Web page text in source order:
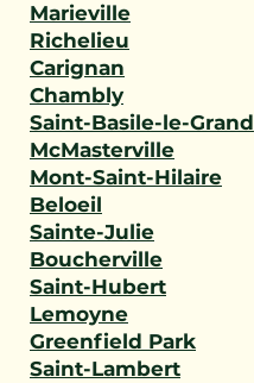
Marieville
Richelieu
Carignan
Chambly
Saint-Basile-le-Grand
McMasterville
Mont-Saint-Hilaire
Beloeil
Sainte-Julie
Boucherville
Saint-Hubert
Lemoyne
Greenfield Park
Saint-Lambert